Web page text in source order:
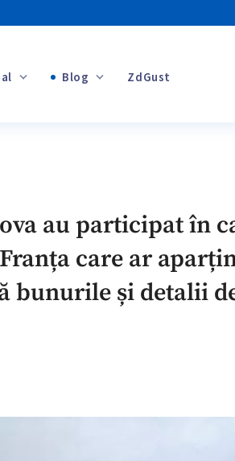
Blog
+1
ZdGust
au participat în
care ar
și detalii